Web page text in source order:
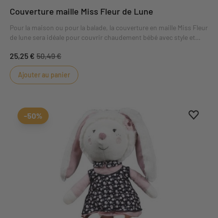
Couverture maille Miss Fleur de Lune
Pour la maison ou pour la balade, la couverture en maille Miss Fleur
de lune sera idéale pour couvrir chaudement bébé avec style et
25,25 € 50,49 €
Ajouter au panier
-50%